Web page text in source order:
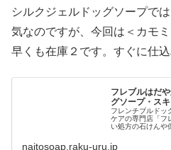
シルクジェルドッグソープで
気なのですが、今回は＜カモ
早くも在庫２です。すぐに仕込
フレブルはだ
グソープ・ス
フレンチブルドッ
ケアの専門店「フ
い処方の石けんや
naitosoap.raku-uru.jp